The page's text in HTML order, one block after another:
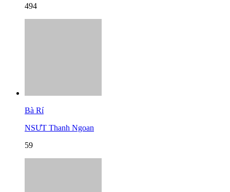
494
Bà Rí
NSƯT Thanh Ngoan
59